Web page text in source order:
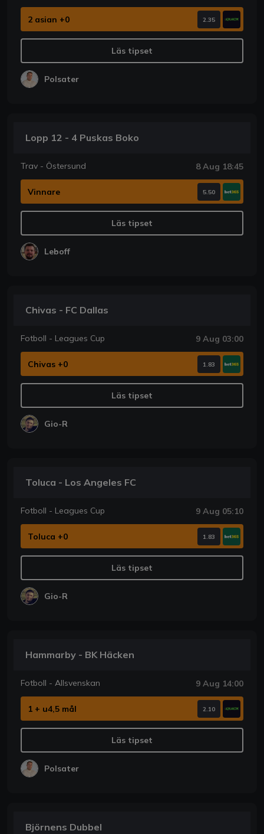
2 asian +0 2.35
Läs tipset
Polsater
Lopp 12 - 4 Puskas Boko
Trav - Östersund 8 Aug 18:45
Vinnare 5.50
Läs tipset
Leboff
Chivas - FC Dallas
Fotboll - Leagues Cup 9 Aug 03:00
Chivas +0 1.83
Läs tipset
Gio-R
Toluca - Los Angeles FC
Fotboll - Leagues Cup 9 Aug 05:10
Toluca +0 1.83
Läs tipset
Gio-R
Hammarby - BK Häcken
Fotboll - Allsvenskan 9 Aug 14:00
1 + u4,5 mål 2.10
Läs tipset
Polsater
Björnens Dubbel